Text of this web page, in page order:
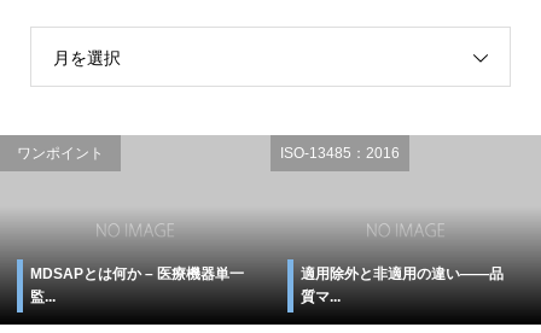
月を選択
ワンポイント
MDSAPとは何か – 医療機器単一
監...
ISO-13485：2016
適用除外と非適用の違い――品
質マ...